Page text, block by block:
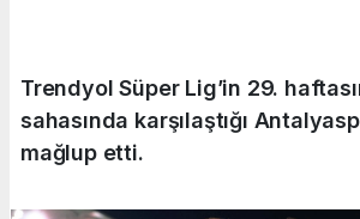
Trendyol Süper Lig’in 29.
sahasında karşılaştığı
mağlup etti.